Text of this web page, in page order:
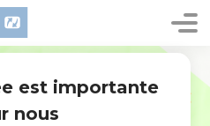
est importante
nous